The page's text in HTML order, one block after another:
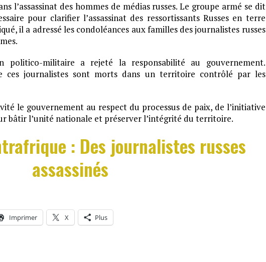
l’assassinat des hommes de médias russes. Le groupe armé se dit
pour clarifier l’assassinat des ressortissants Russes en terre
il a adressé les condoléances aux familles des journalistes russes
politico-militaire a rejeté la responsabilité au gouvernement.
ces journalistes sont morts dans un territoire contrôlé par les
le gouvernement au respect du processus de paix, de l’initiative
bâtir l’unité nationale et préserver l’intégrité du territoire.
: Des journalistes russes
assassinés
Imprimer X Plus